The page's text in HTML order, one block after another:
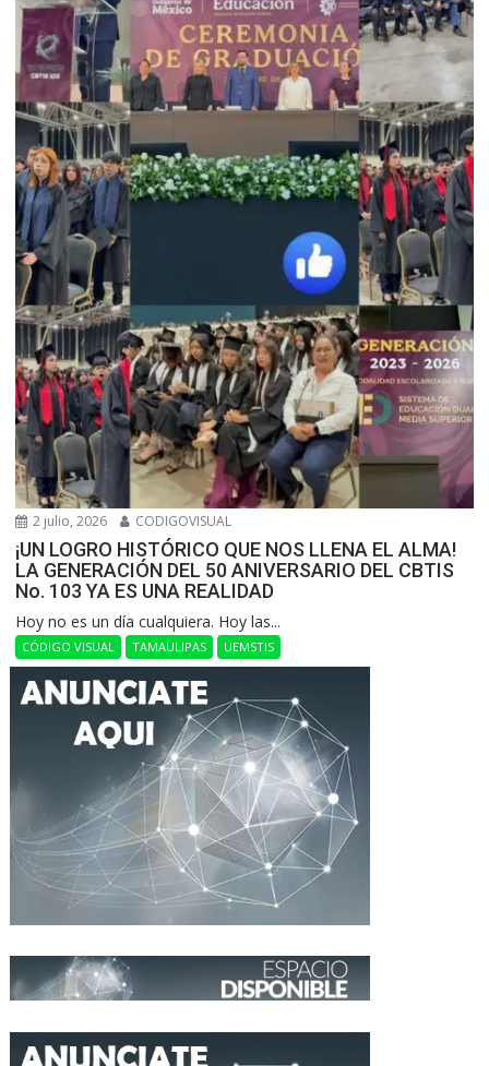
2 julio, 2026 CODIGOVISUAL
¡UN LOGRO HISTÓRICO QUE NOS LLENA EL ALMA!
LA GENERACIÓN DEL 50 ANIVERSARIO DEL CBTIS
No. 103 YA ES UNA REALIDAD
Hoy no es un día cualquiera. Hoy las...
CÓDIGO VISUAL TAMAULIPAS UEMSTIS